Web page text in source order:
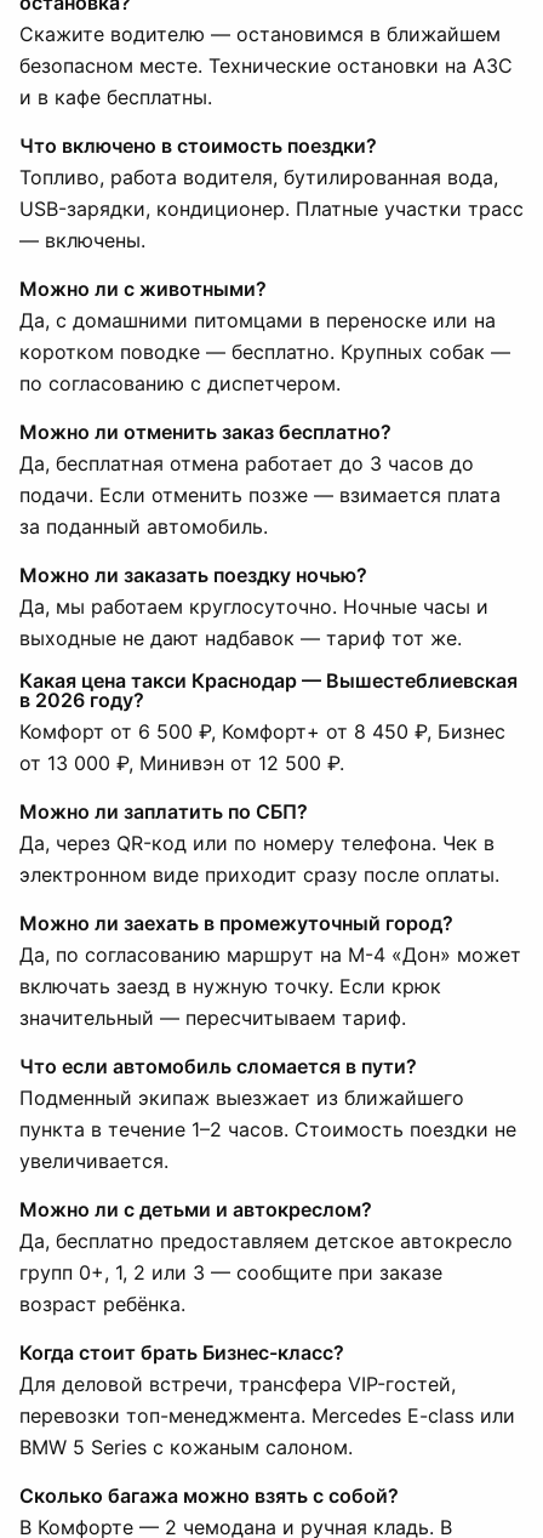
Скажите водителю — остановимся в ближайшем
безопасном месте. Технические остановки на АЗС
и в кафе бесплатны.
Что включено в стоимость поездки?
Топливо, работа водителя, бутилированная вода,
USB-зарядки, кондиционер. Платные участки трасс
— включены.
Можно ли с животными?
Да, с домашними питомцами в переноске или на
коротком поводке — бесплатно. Крупных собак —
по согласованию с диспетчером.
Можно ли отменить заказ бесплатно?
Да, бесплатная отмена работает до 3 часов до
подачи. Если отменить позже — взимается плата
за поданный автомобиль.
Можно ли заказать поездку ночью?
Да, мы работаем круглосуточно. Ночные часы и
выходные не дают надбавок — тариф тот же.
Какая цена такси Краснодар — Вышестеблиевская
в 2026 году?
Комфорт от 6 500 ₽, Комфорт+ от 8 450 ₽, Бизнес
от 13 000 ₽, Минивэн от 12 500 ₽.
Можно ли заплатить по СБП?
Да, через QR-код или по номеру телефона. Чек в
электронном виде приходит сразу после оплаты.
Можно ли заехать в промежуточный город?
Да, по согласованию маршрут на М-4 «Дон» может
включать заезд в нужную точку. Если крюк
значительный — пересчитываем тариф.
Что если автомобиль сломается в пути?
Подменный экипаж выезжает из ближайшего
пункта в течение 1–2 часов. Стоимость поездки не
увеличивается.
Можно ли с детьми и автокреслом?
Да, бесплатно предоставляем детское автокресло
групп 0+, 1, 2 или 3 — сообщите при заказе
возраст ребёнка.
Когда стоит брать Бизнес-класс?
Для деловой встречи, трансфера VIP-гостей,
перевозки топ-менеджмента. Mercedes E-class или
BMW 5 Series с кожаным салоном.
Сколько багажа можно взять с собой?
В Комфорте — 2 чемодана и ручная кладь. В